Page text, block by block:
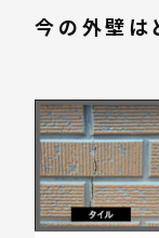
今の外壁は